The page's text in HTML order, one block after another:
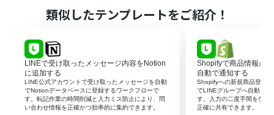
■フローボットの流れ
します。
次に、トリガーでLINE公式アカウントを選択し、「ユー
ザーからメッセージを受けとったら」を設定します。
オペレーションで分岐機能を設定し、メッセージにファ
イルが添付されている場合のみ後続の処理に進むように
します。
類似したテンプレートをご紹介！
LINEで受け取ったメッセージ内容をNotion
に追加する
LINE公式アカウントで受け取ったメッセージを自動
でNotionデータベースに登録するワークフローで
す。転記作業の時間削減と入力ミス防止により、問
い合わせ情報を正確かつ効率的に集約できます。
Shopifyで商品情報が
自動で通知する
Shopifyへの新規商品登録
でLINEグループへ自動メ
す。入力の二度手間をなく
正確に共有できます。